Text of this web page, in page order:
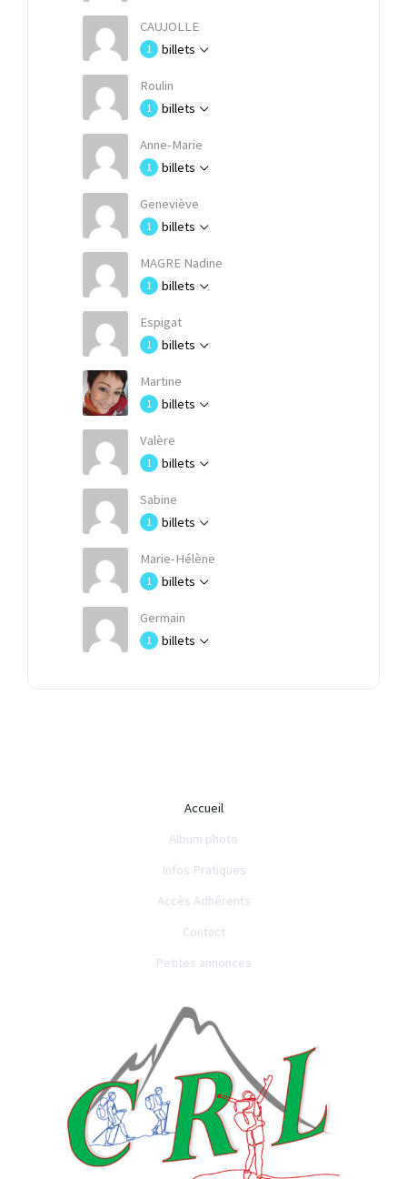
CAUJOLLE
1 billets
Roulin
1 billets
Anne-Marie
1 billets
Geneviève
1 billets
MAGRE Nadine
1 billets
Espigat
1 billets
Martine
1 billets
Valère
1 billets
Sabine
1 billets
Marie-Hélène
1 billets
Germain
1 billets
Accueil
Album photo
Infos Pratiques
Accès Adhérents
Contact
Petites annonces